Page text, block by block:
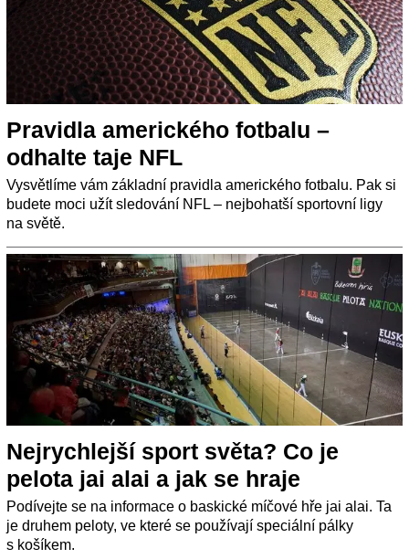
Pravidla amerického fotbalu –
odhalte taje NFL
Vysvětlíme vám základní pravidla amerického fotbalu. Pak si
budete moci užít sledování NFL – nejbohatší sportovní ligy
na světě.
Nejrychlejší sport světa? Co je
pelota jai alai a jak se hraje
Podívejte se na informace o baskické míčové hře jai alai. Ta
je druhem peloty, ve které se používají speciální pálky
s košíkem.